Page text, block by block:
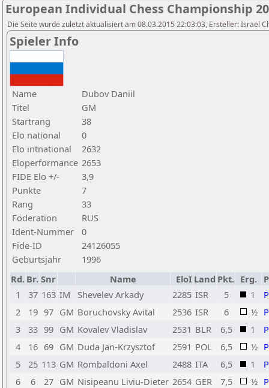
European Individual Chess Championship
Die Seite wurde zuletzt aktualisiert am 08.03.2015 22:03:03, Ersteller: Israel
Spieler Info
Name
Dubov Daniil
Titel
GM
Startrang
38
Elo national
0
Elo intnational
2632
Eloperformance 2653
FIDE Elo +/-
3,9
Punkte
7
Rang
33
Föderation
RUS
Ident-Nummer
0
Fide-ID
24126055
Geburtsjahr
1996
Rd. Br. Snr Name EloI Land Pkt. Erg.
1
37 163 IM Shevelev Arkady 2285 ISR 5 1
2
19 97 GM Boruchovsky Avital 2536 ISR 6 ½
3
33 99 GM Kovalev Vladislav 2531 BLR 6,5 1
4
16 69 GM Duda Jan-Krzysztof 2591 POL 6,5 ½
5
25 113 GM Rombaldoni Axel 2488 ITA 6,5 1
6
6 27 GM Nisipeanu Liviu-Dieter 2654 GER 7,5 ½